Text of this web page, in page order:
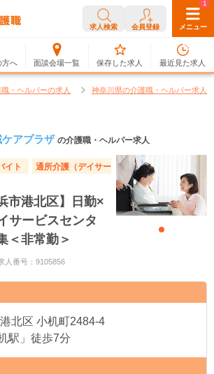
求人検索 会員登録 メニュー
方へ 面談会場一覧
0
保存した求人
1
最近見た求人
・ヘルパーの求人 神奈川県の介護職・ヘルパー求人
アプラザ の介護職・ヘルパー求人
イト
通所介護（デイサー
市港北区】日勤×
ービスセンタ
＜非常勤＞
人番号：9105856
北区 小机町2484-4
駅」徒歩7分